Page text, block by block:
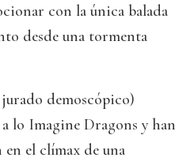
con la única balada
desde una tormenta
demoscópico)
lo Imagine Dragons y han
el clímax de una